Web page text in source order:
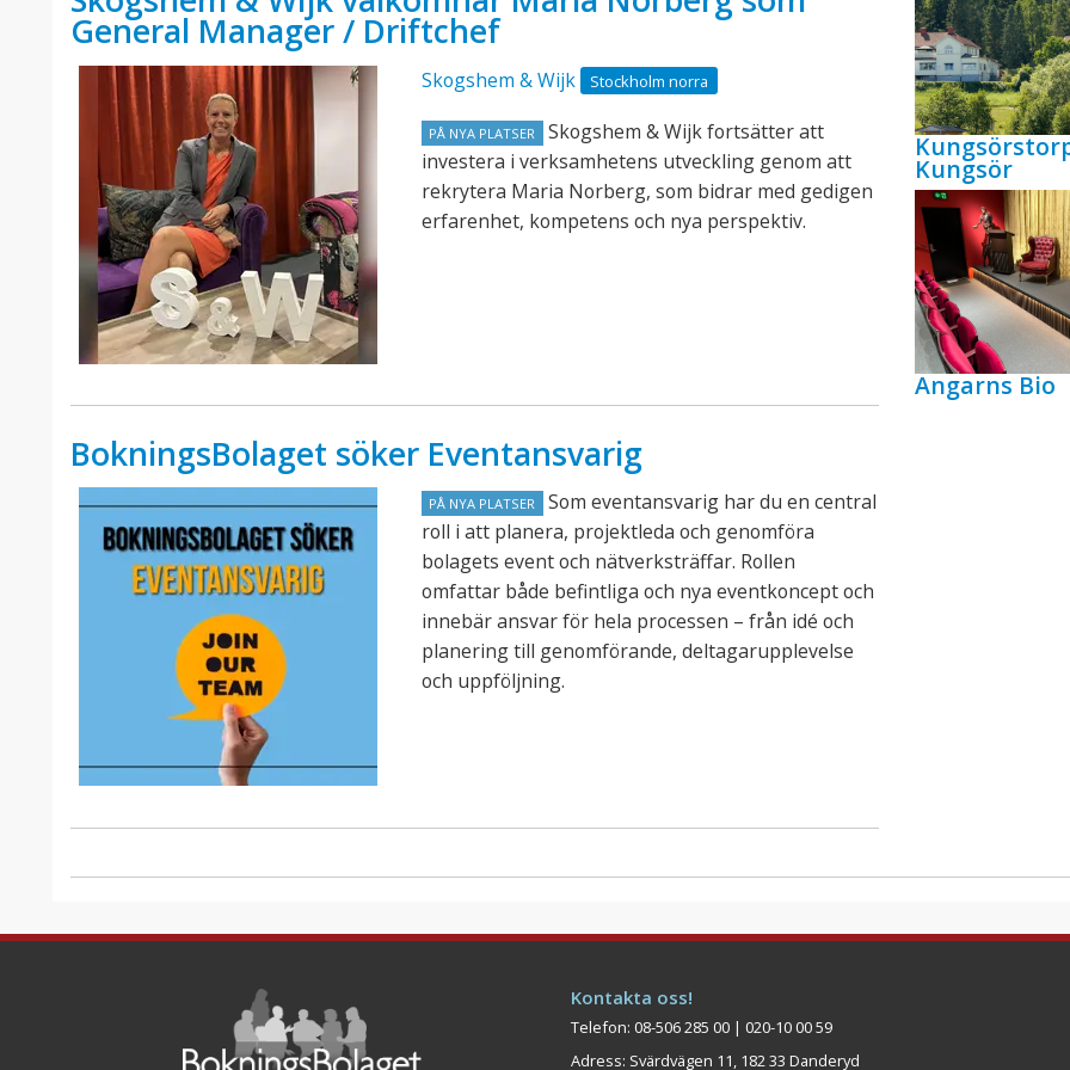
General Manager / Driftchef
Skogshem & Wijk Stockholm norra
PÅ NYA PLATSER
Skogshem & Wijk fortsätter att
investera i verksamhetens utveckling genom att
rekrytera Maria Norberg, som bidrar med gedigen
erfarenhet, kompetens och nya perspektiv.
BokningsBolaget söker Eventansvarig
PÅ NYA PLATSER
Som eventansvarig har du en central
roll i att planera, projektleda och genomföra
bolagets event och nätverksträffar. Rollen
omfattar både befintliga och nya eventkoncept och
innebär ansvar för hela processen – från idé och
planering till genomförande, deltagarupplevelse
och uppföljning.
Kungsör
Angarns Bio
Kontakta oss!
Telefon: 08-506 285 00 | 020-10 00 59
Adress: Svärdvägen 11, 182 33 Danderyd